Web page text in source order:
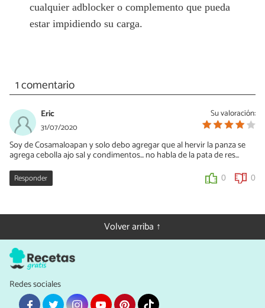
cualquier adblocker o complemento que pueda
estar impidiendo su carga.
1 comentario
Su valoración:
Eric
31/07/2020
Soy de Cosamaloapan y solo debo agregar que al hervir la panza se
agrega cebolla ajo sal y condimentos... no habla de la pata de res...
Responder 0 0
Volver arriba ↑
Redes sociales